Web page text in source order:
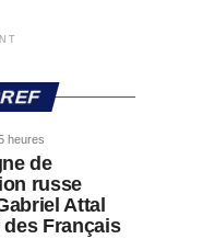
heures
de
russe
Attal
Français